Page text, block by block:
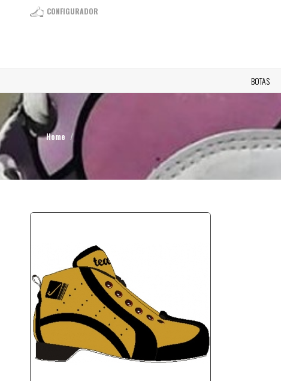
CONFIGURADOR
BOTAS
Home